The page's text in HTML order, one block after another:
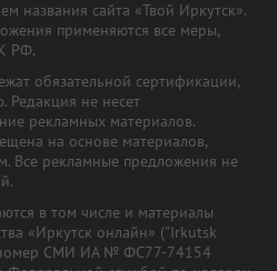
названия сайта «Твой Иркутск».
применяются все меры,
РФ.
обязательной сертификации,
Редакция не несет
рекламных материалов.
на основе материалов,
Все рекламные предложения не
в том числе и материалы
«Иркутск онлайн» ("Irkutsk
номер СМИ ИА № ФС77-74154